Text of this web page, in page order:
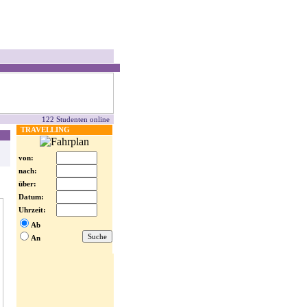
122 Studenten online
TRAVELLING
von:
nach:
über:
Datum:
Uhrzeit:
Ab
An